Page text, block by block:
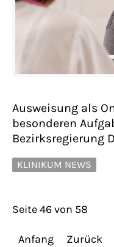
Ausweisung als
besonderen
Bezirksregierung
KLINIKUM NEWS
Seite 46 von 58
Anfang Zurück